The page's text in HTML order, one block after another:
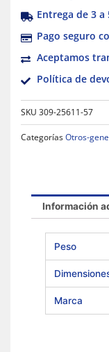
Entrega de 3 a
Pago seguro
Aceptamos
Política de
SKU 309-25611-57
CategoríasOtros-
Información
Peso
Marca